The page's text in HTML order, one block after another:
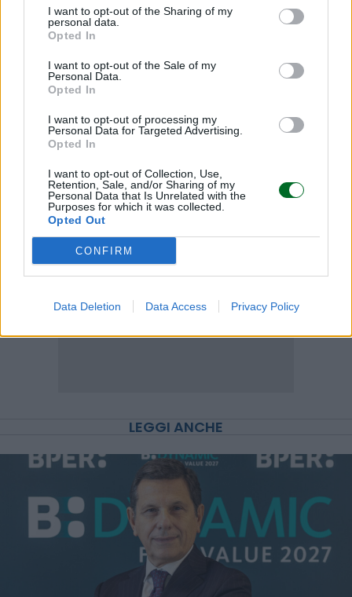
I want to opt-out of the Sharing of my
personal data.
Opted In
I want to opt-out of the Sale of my
Personal Data.
Opted In
I want to opt-out of processing my
Personal Data for Targeted Advertising.
Opted In
I want to opt-out of Collection, Use,
Retention, Sale, and/or Sharing of my
Personal Data that Is Unrelated with the
Purposes for which it was collected.
Opted Out
CONFIRM
Data Deletion Data Access Privacy Policy
lusso
Condividi
Scegli Moneta come fonte preferita
LEGGI ANCHE